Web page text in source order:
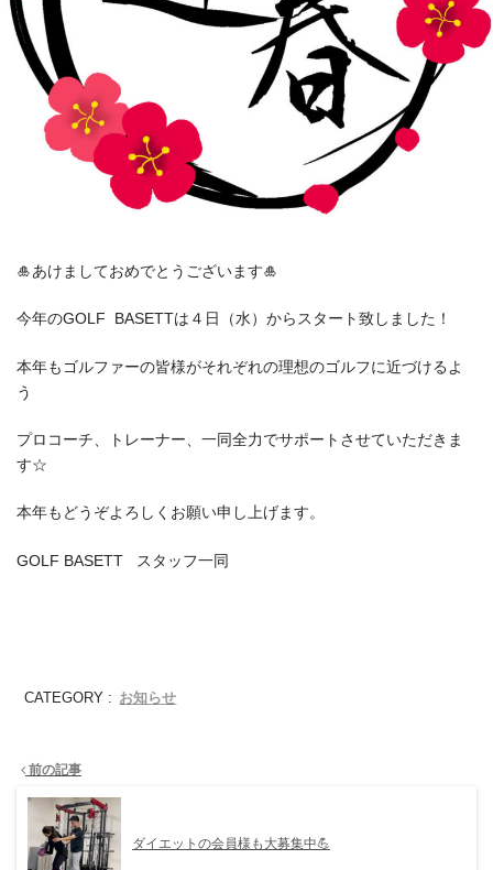
🎍あけましておめでとうございます🎍
今年のGOLF BASETTは４日（水）からスタート致しました！
本年もゴルファーの皆様がそれぞれの理想のゴルフに近づけるよ
う
プロコーチ、トレーナー、一同全力でサポートさせていただきま
す☆
本年もどうぞよろしくお願い申し上げます。
GOLF BASETT スタッフ一同
CATEGORY : お知らせ
前の記事
ダイエットの会員様も大募集中💪